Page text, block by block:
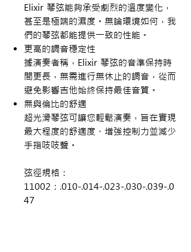
Elixir 琴弦能夠承受劇烈的溫度變化，
甚至是極端的濕度。無論環境如何，我
們的琴弦都能提供一致的性能。
更高的調音穩定性
據演奏者稱，Elixir 琴弦的音準保持時
間更長，無需進行無休止的調音，從而
避免影響吉他始終保持最佳音質。
無與倫比的舒適
超光滑琴弦可讓您輕鬆演奏，旨在實現
最大程度的舒適度、增強控制力並減少
手指吱吱聲。
弦徑規格：
11002：.010-.014-.023-.030-.039-.0
47